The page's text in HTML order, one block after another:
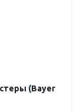
(Bayer